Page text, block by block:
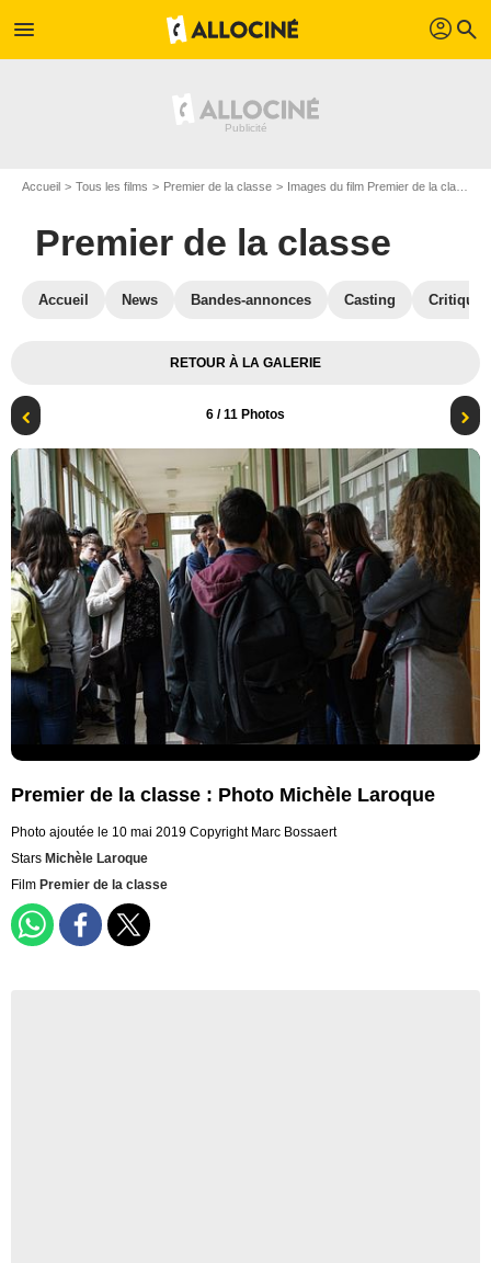
menu profil search
Accueil Tous les films Premier de la classe Images du film Premier de la classe
Premier de la classe
Accueil News Bandes-annonces Casting
RETOUR À LA GALERIE
6 / 11 Photos
Premier de la classe : Photo Michèle Laroque
Photo ajoutée le 10 mai 2019 Copyright Marc Bossaert
Stars Michèle Laroque
Film Premier de la classe